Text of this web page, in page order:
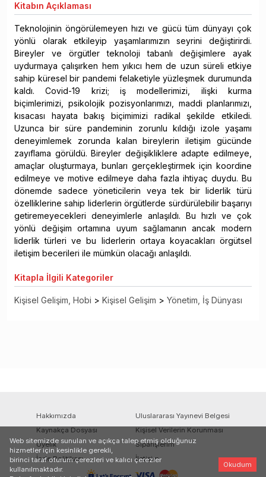
Kitabın Açıklaması
Teknolojinin öngörülemeyen hızı ve gücü tüm dünyayı çok
yönlü olarak etkileyip yaşamlarımızın seyrini değiştirirdi.
Bireyler ve örgütler teknoloji tabanlı değişimlere ayak
uydurmaya çalışırken hem yıkıcı hem de uzun süreli etkiye
sahip küresel bir pandemi felaketiyle yüzleşmek durumunda
kaldı. Covid-19 krizi; iş modellerimizi, ilişki kurma
biçimlerimizi, psikolojik pozisyonlarımızı, maddi planlarımızı,
kısacası hayata bakış biçimimizi radikal şekilde etkiledi.
Uzunca bir süre pandeminin zorunlu kıldığı izole yaşamı
deneyimlemek zorunda kalan bireylerin iletişim gücünde
zayıflama görüldü. Bireyler değişikliklere adapte edilmeye,
amaçlar oluşturmaya, bunları gerçekleştirmek için koordine
edilmeye ve motive edilmeye daha fazla ihtiyaç duydu. Bu
dönemde sadece yöneticilerin veya tek bir liderlik türü
özelliklerine sahip liderlerin örgütlerde sürdürülebilir başarıyı
getiremeyecekleri deneyimlerle anlaşıldı. Bu hızlı ve çok
yönlü değişim ortamına uyum sağlamanın ancak modern
liderlik türleri ve bu liderlerin ortaya koyacakları örgütsel
iletişim becerileri ile mümkün olacağı anlaşıldı.
Kitapla İlgili Kategoriler
Kişisel Gelişim, Hobi > Kişisel Gelişim > Yönetim, İş Dünyası
Hakkımızda
Uluslararası Yayınevi Belgesi
Kaynakça Dosyası
Kişisel Verilerin Korunması
Üyelik
Siparişlerim
İade Politikası
İletişim
Web sitemizde sunulan ve açıkça talep etmiş olduğunuz
hizmetler için kesinlikle gerekli,
birinci taraf oturum çerezleri ve kalıcı çerezler
kullanılmaktadır.
Okudum